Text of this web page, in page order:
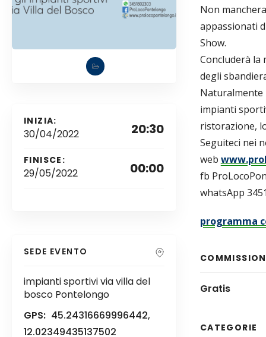
INIZIA:
30/04/2022 20:30
FINISCE:
29/05/2022 00:00
SEDE EVENTO
impianti sportivi via villa del
bosco Pontelongo
GPS: 45.24316669996442,
12.02349435137502
Non
appassionati
Show.
Concluderà la
degli
Naturalmente
impianti
ristorazione,
Seguiteci nei
web
fb
whatsApp
programma
Gratis
CATEGORIE